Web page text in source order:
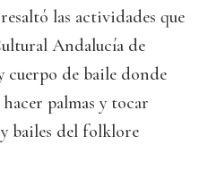
las actividades que
Andalucía de
cuerpo de baile donde
palmas y tocar
bailes del folklore